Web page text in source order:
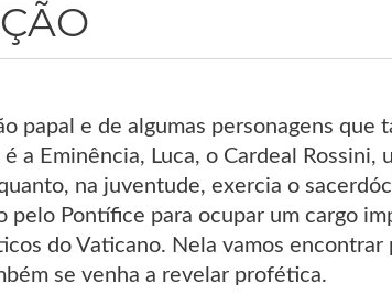
papal e de algumas personagens que
a Eminência, Luca, o Cardeal Rossini,
na juventude, exercia o
pelo Pontífice para ocupar um cargo
do Vaticano. Nela vamos encontrar
se venha a revelar profética.